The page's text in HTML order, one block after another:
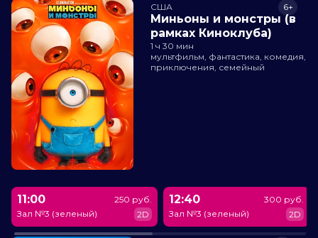
США
Миньоны и монстры (в
рамках Киноклуба)
6+
1 ч 30 мин
мультфильм, фантастика, комедия,
приключения, семейный
11:00
Зал №3 (зеленый)
250 руб.
2D
12:40
Зал №3 (зеленый)
300 руб.
2D